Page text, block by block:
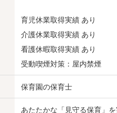
育児休業取得実績 あり
介護休業取得実績 あり
看護休暇取得実績 あり
受動喫煙対策：屋内禁煙
保育園の保育士
あたたかな「見守る保育」